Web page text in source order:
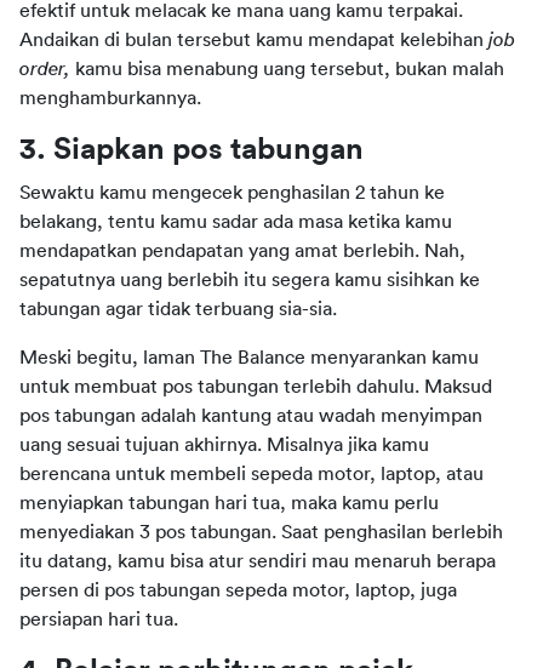
efektif untuk melacak ke mana uang kamu terpakai.
Andaikan di bulan tersebut kamu mendapat kelebihan job
order, kamu bisa menabung uang tersebut, bukan malah
menghamburkannya.
3. Siapkan pos tabungan
Sewaktu kamu mengecek penghasilan 2 tahun ke
belakang, tentu kamu sadar ada masa ketika kamu
mendapatkan pendapatan yang amat berlebih. Nah,
sepatutnya uang berlebih itu segera kamu sisihkan ke
tabungan agar tidak terbuang sia-sia.
Meski begitu, laman The Balance menyarankan kamu
untuk membuat pos tabungan terlebih dahulu. Maksud
pos tabungan adalah kantung atau wadah menyimpan
uang sesuai tujuan akhirnya. Misalnya jika kamu
berencana untuk membeli sepeda motor, laptop, atau
menyiapkan tabungan hari tua, maka kamu perlu
menyediakan 3 pos tabungan. Saat penghasilan berlebih
itu datang, kamu bisa atur sendiri mau menaruh berapa
persen di pos tabungan sepeda motor, laptop, juga
persiapan hari tua.